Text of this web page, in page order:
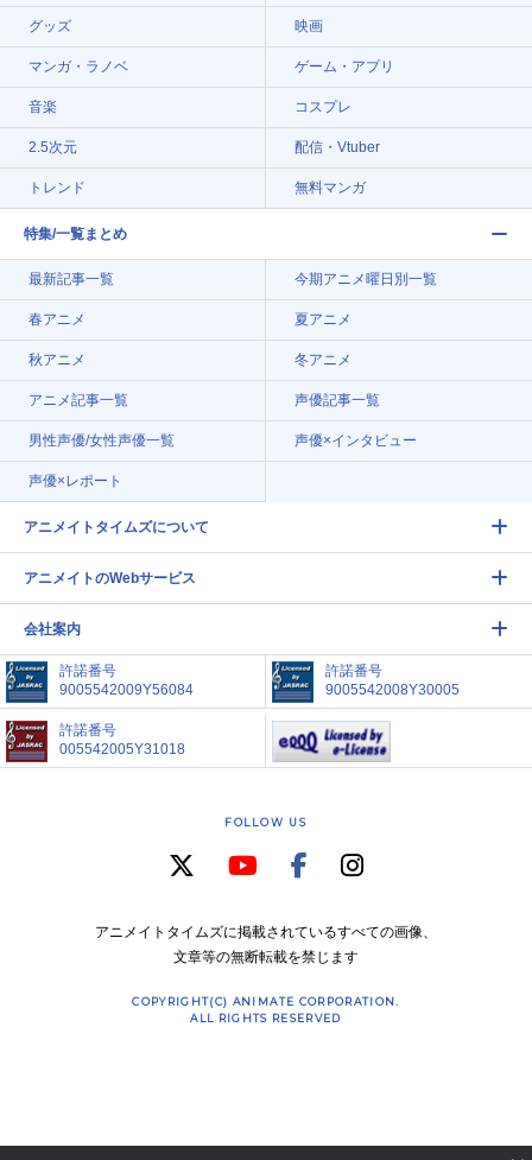
グッズ 映画
マンガ・ラノベ ゲーム・アプリ
音楽 コスプレ
2.5次元 配信・Vtuber
トレンド 無料マンガ
特集/一覧まとめ
最新記事一覧 今期アニメ曜日別一覧
春アニメ 夏アニメ
秋アニメ 冬アニメ
アニメ記事一覧 声優記事一覧
男性声優/女性声優一覧 声優×インタビュー
声優×レポート
アニメイトタイムズについて
アニメイトのWebサービス
会社案内
許諾番号
9005542009Y56084
許諾番号
9005542008Y30005
許諾番号
005542005Y31018
FOLLOW US
アニメイトタイムズに掲載されているすべての画像、
文章等の無断転載を禁じます
COPYRIGHT(C) ANIMATE CORPORATION.
ALL RIGHTS RESERVED